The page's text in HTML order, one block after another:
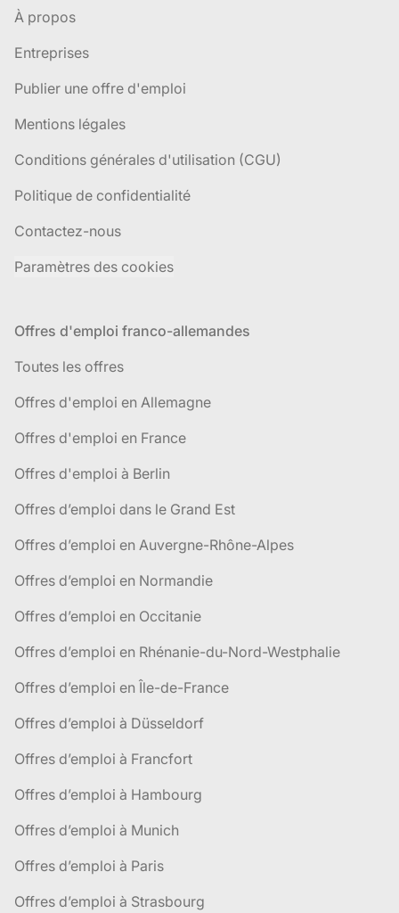
À propos
Entreprises
Publier une offre d'emploi
Mentions légales
Conditions générales d'utilisation (CGU)
Politique de confidentialité
Contactez-nous
Paramètres des cookies
Offres d'emploi franco-allemandes
Toutes les offres
Offres d'emploi en Allemagne
Offres d'emploi en France
Offres d'emploi à Berlin
Offres d’emploi dans le Grand Est
Offres d’emploi en Auvergne-Rhône-Alpes
Offres d’emploi en Normandie
Offres d’emploi en Occitanie
Offres d’emploi en Rhénanie-du-Nord-Westphalie
Offres d’emploi en Île-de-France
Offres d’emploi à Düsseldorf
Offres d’emploi à Francfort
Offres d’emploi à Hambourg
Offres d’emploi à Munich
Offres d’emploi à Paris
Offres d’emploi à Strasbourg